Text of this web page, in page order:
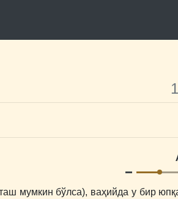
мумкин бўлса), ваҳийда у бир